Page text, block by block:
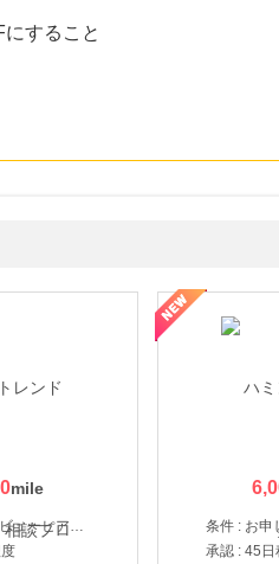
すること
条件 : インタビューヒアリング完了
承認 : 45日